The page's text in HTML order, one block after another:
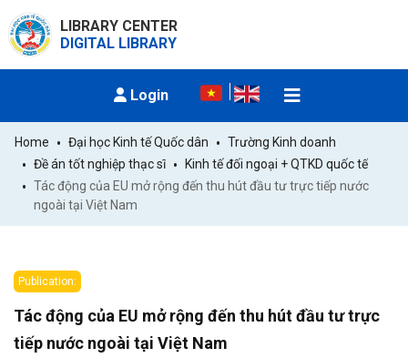
LIBRARY CENTER
DIGITAL LIBRARY
Login
Home Đại học Kinh tế Quốc dân
Trường Kinh doanh
Đề án tốt nghiệp thạc sĩ
Kinh tế đối ngoại + QTKD quốc tế
Tác động của EU mở rộng đến thu hút đầu tư trực tiếp nước
ngoài tại Việt Nam
Publication:
Tác động của EU mở rộng đến thu hút đầu tư trực
tiếp nước ngoài tại Việt Nam